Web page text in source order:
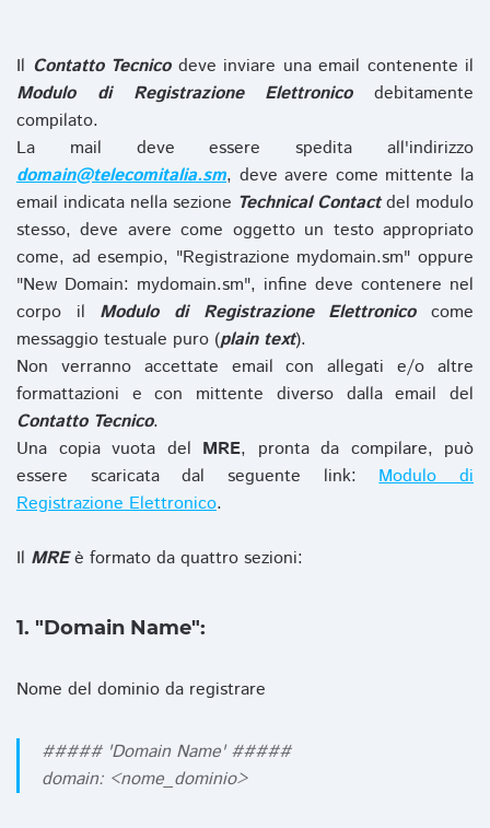
Il Contatto Tecnicodeve inviare una email contenente il
Modulo di Registrazione Elettronicodebitamente
compilato.
La mail deve essere spedita all'indirizzo
domain@telecomitalia.sm, deve avere come mittente la
email indicata nella sezione Technical Contactdel modulo
stesso, deve avere come oggetto un testo appropriato
come, ad esempio, "Registrazione mydomain.sm" oppure
"New Domain: mydomain.sm", infine deve contenere nel
corpo il Modulo di Registrazione Elettronicocome
messaggio testuale puro (plain text).
Non verranno accettate email con allegati e/o altre
formattazioni e con mittente diverso dalla email del
Contatto Tecnico.
Una copia vuota del MRE, pronta da compilare, può
essere scaricata dal seguente link:Modulo di
Registrazione Elettronico.
Il MREè formato da quattro sezioni:
1. "Domain Name":
Nome del dominio da registrare
##### 'Domain Name' #####
domain: <nome_dominio>